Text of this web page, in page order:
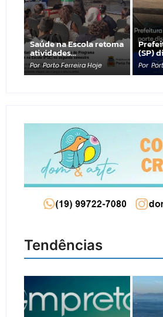
Saúde na Escola retoma
atividades…
Por Porto Ferreira Hoje
(SP)
Por
Tendências